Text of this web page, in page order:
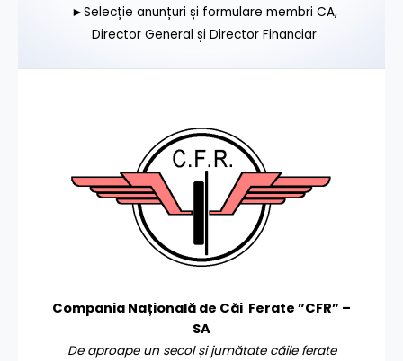
►Selecție anunțuri și formulare membri CA,
Director General și Director Financiar
Compania Națională de Căi Ferate ”CFR” –
SA
De aproape un secol și jumătate căile ferate